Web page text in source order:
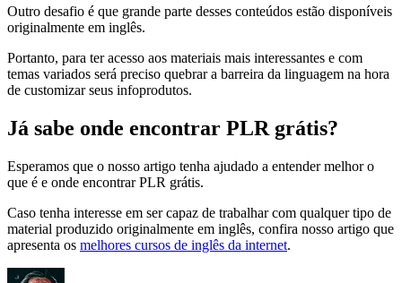
Outro desafio é que grande parte desses conteúdos estão disponíveis
originalmente em inglês.
Portanto, para ter acesso aos materiais mais interessantes e com
temas variados será preciso quebrar a barreira da linguagem na hora
de customizar seus infoprodutos.
Já sabe onde encontrar PLR grátis?
Esperamos que o nosso artigo tenha ajudado a entender melhor o
que é e onde encontrar PLR grátis.
Caso tenha interesse em ser capaz de trabalhar com qualquer tipo de
material produzido originalmente em inglês, confira nosso artigo que
apresenta os melhores cursos de inglês da internet.